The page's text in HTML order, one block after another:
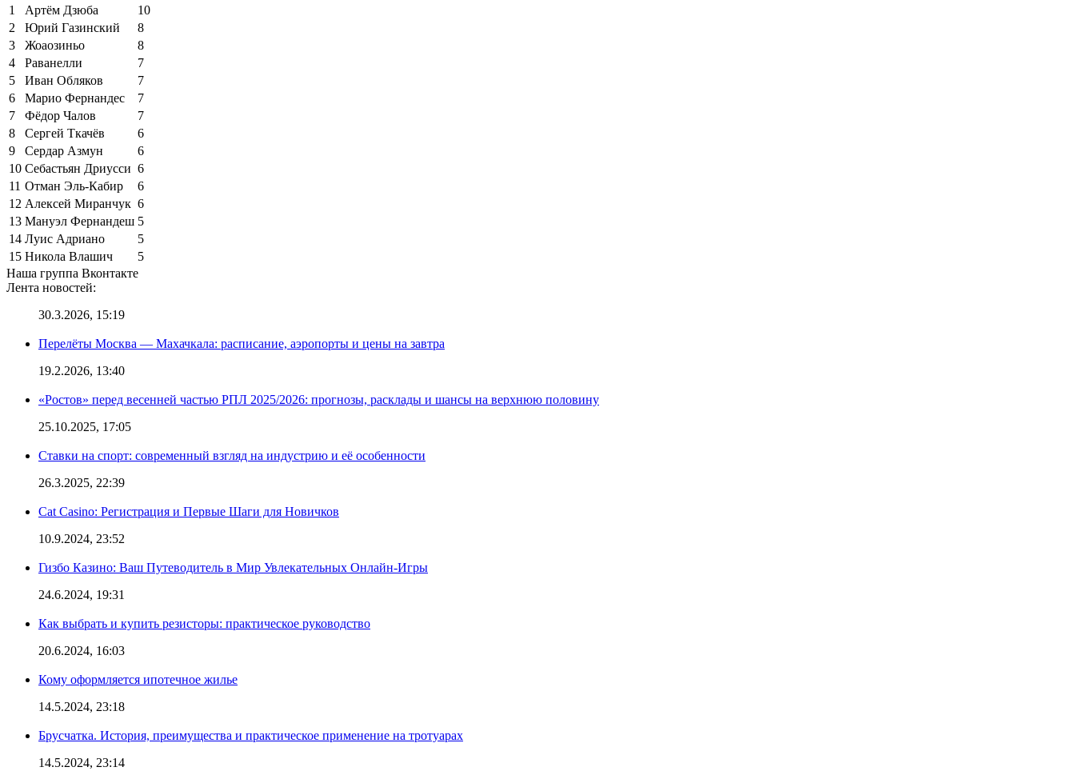
1
Артём Дзюба
10
2
Юрий Газинский
8
3
Жоаозиньо
8
4
Раванелли
7
5
Иван Обляков
7
6
Марио Фернандес
7
7
Фёдор Чалов
7
8
Сергей Ткачёв
6
9
Сердар Азмун
6
10 Себастьян Дриусси 6
11 Отман Эль-Кабир
6
12 Алексей Миранчук 6
13 Мануэл Фернандеш 5
14 Луис Адриано
5
15 Никола Влашич
5
Наша группа Вконтакте
Лента новостей:
30.3.2026, 15:19
Перелёты Москва — Махачкала: расписание, аэропорты и цены на завтра
19.2.2026, 13:40
«Ростов» перед весенней частью РПЛ 2025/2026: прогнозы, расклады и шансы на верхнюю половину
25.10.2025, 17:05
Ставки на спорт: современный взгляд на индустрию и её особенности
26.3.2025, 22:39
Cat Casino: Регистрация и Первые Шаги для Новичков
10.9.2024, 23:52
Гизбо Казино: Ваш Путеводитель в Мир Увлекательных Онлайн-Игры
24.6.2024, 19:31
Как выбрать и купить резисторы: практическое руководство
20.6.2024, 16:03
Кому оформляется ипотечное жилье
14.5.2024, 23:18
Брусчатка. История, преимущества и практическое применение на тротуарах
14.5.2024, 23:14